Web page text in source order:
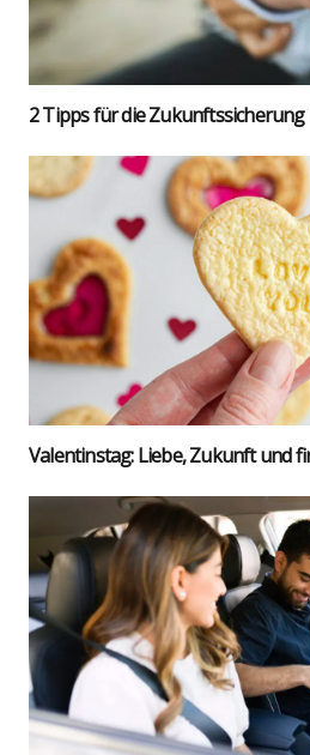
2 Tipps für die Zukunfts­si­che­rung
Valen­tins­tag: Lie­be, Zukunft und